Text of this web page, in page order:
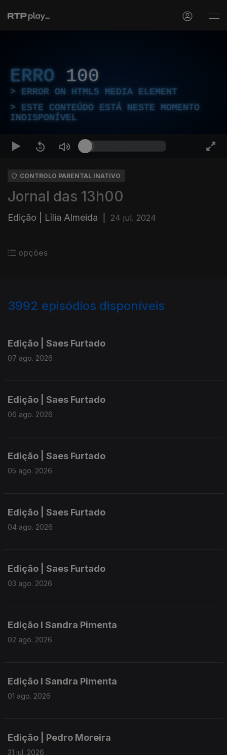
ERRO 100
ERROR ON HTML5 MEDIA ELEMENT
ESTE CONTEÚDO ESTÁ NESTE MOMENTO
INDISPONÍVEL
CONTROLO PARENTAL INATIVO
Jornal das 13h00
Edição | Lília Almeida 24 jul. 2024
opções
3992 episódios disponíveis
Edição | Saes Furtado
07 ago. 2026
Edição | Saes Furtado
06 ago. 2026
Edição | Saes Furtado
05 ago. 2026
Edição | Saes Furtado
04 ago. 2026
Edição | Saes Furtado
03 ago. 2026
Edição I Sandra Pimenta
02 ago. 2026
Edição I Sandra Pimenta
01 ago. 2026
Edição | Pedro Moreira
31 jul. 2026